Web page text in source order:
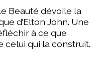
Beauté dévoile la
d’Elton John. Une
à ce que
celui qui la construit.